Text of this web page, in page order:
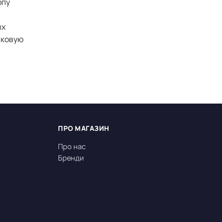
ПРО МАГАЗИН
Про нас
Бренди